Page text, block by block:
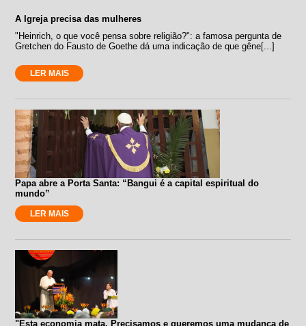
A Igreja precisa das mulheres
"Heinrich, o que você pensa sobre religião?": a famosa pergunta de
Gretchen do Fausto de Goethe dá uma indicação de que gêne[...]
LER MAIS
Papa abre a Porta Santa: “Bangui é a capital espiritual do
mundo”
LER MAIS
"Esta economia mata. Precisamos e queremos uma mudança de